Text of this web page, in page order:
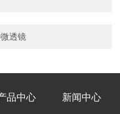
透镜
品中心 新闻中心